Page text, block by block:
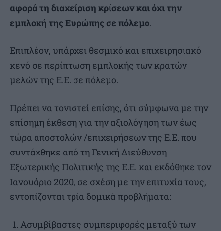
αφορά τη διαχείριση κρίσεων και όχι την
εμπλοκή της Ευρώπης σε πόλεμο.
Επιπλέον, υπάρχει θεσμικό και επιχειρησιακό
κενό σε περίπτωση εμπλοκής των κρατών
μελών της Ε.Ε. σε πόλεμο.
Πρέπει να τονιστεί επίσης, ότι σύμφωνα με την
επίσημη έκθεση για την αξιολόγηση των έως
τώρα αποστολών /επιχειρήσεων της Ε.Ε. που
συντάχθηκε από τη Γενική Διεύθυνση
Εξωτερικής Πολιτικής της Ε.Ε. και εκδόθηκε τον
Ιανουάριο 2020, σε σχέση με την επιτυχία τους,
εντοπίζονται τρία δομικά προβλήματα:
Ασυμβίβαστες συμπεριφορές μεταξύ των